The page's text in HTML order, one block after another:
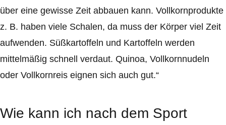
über eine gewisse Zeit abbauen kann. Vollkornprodukte
z. B. haben viele Schalen, da muss der Körper viel Zeit
aufwenden. Süßkartoffeln und Kartoffeln werden
mittelmäßig schnell verdaut. Quinoa, Vollkornnudeln
oder Vollkornreis eignen sich auch gut.“
Wie kann ich nach dem Sport